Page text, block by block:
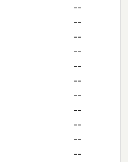
--
--
--
--
--
--
--
--
--
--
--